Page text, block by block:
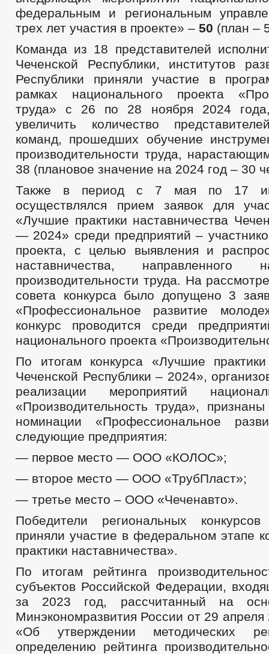
федеральным и региональным
трех лет участия в проекте» – 50 (план –
Команда из 18 представителей
Чеченской Республики, институтов
Республики приняли участие в
рамках национального проекта
труда» с 26 по 28 ноября 2024
увеличить количество
команд, прошедших обучение
производительности труда,
38 (плановое значение на 2024 год – 30
Также в период с 7 мая по 17
осуществлялся прием заявок для
«Лучшие практики наставничества
— 2024» среди предприятий –
проекта, с целью выявления и
наставничества,
производительности труда. На
совета конкурса было допущено 3
«Профессиональное развитие
конкурс проводится среди
национального проекта
По итогам конкурса «Лучшие практики
Чеченской Республики – 2024»,
реализации мероприятий
«Производительность труда»,
номинации «Профессиональное
следующие предприятия:
— первое место — ООО «КОЛОС»;
— второе место — ООО «ТрубПласт»;
— третье место – ООО «Чеченавто».
Победители региональных конкурсов
приняли участие в федеральном этапе
практики наставничества».
По итогам рейтинга
субъектов Российской Федерации,
за 2023 год, рассчитанный на
Минэкономразвития России от 29
«Об утверждении методических
определению рейтинга